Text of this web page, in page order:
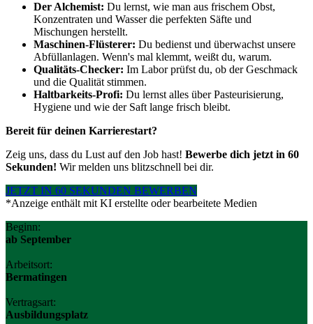
Der Alchemist: Du lernst, wie man aus frischem Obst,
Konzentraten und Wasser die perfekten Säfte und
Mischungen herstellt.
Maschinen-Flüsterer: Du bedienst und überwachst unsere
Abfüllanlagen. Wenn's mal klemmt, weißt du, warum.
Qualitäts-Checker: Im Labor prüfst du, ob der Geschmack
und die Qualität stimmen.
Haltbarkeits-Profi: Du lernst alles über Pasteurisierung,
Hygiene und wie der Saft lange frisch bleibt.
Bereit für deinen Karrierestart?
Zeig uns, dass du Lust auf den Job hast! Bewerbe dich jetzt in 60
Sekunden! Wir melden uns blitzschnell bei dir.
JETZT IN 60 SEKUNDEN BEWERBEN
*Anzeige enthält mit KI erstellte oder bearbeitete Medien
Beginn:
ab September
Arbeitsort:
Bermatingen
Vertragsart:
Ausbildungsplatz